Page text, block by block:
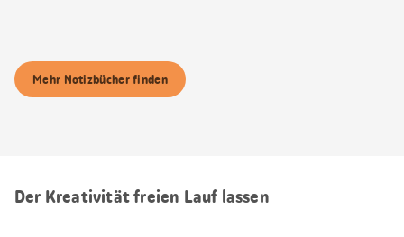
Mehr Notizbücher finden
Der Kreativität freien Lauf lassen